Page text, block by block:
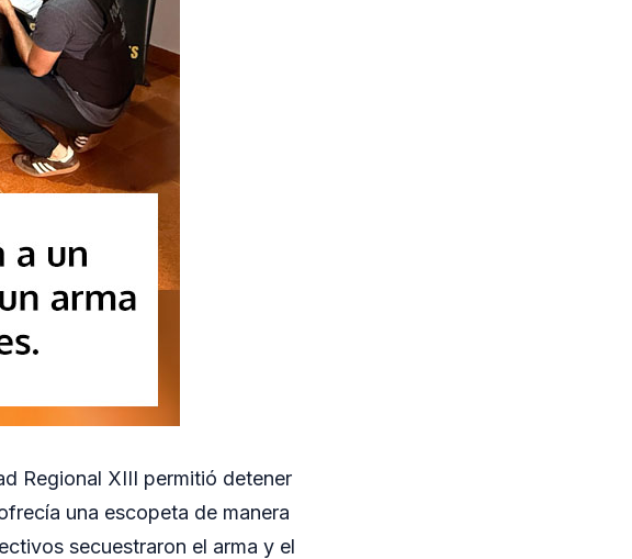
Regional XIII permitió detener
una escopeta de manera
secuestraron el arma y el